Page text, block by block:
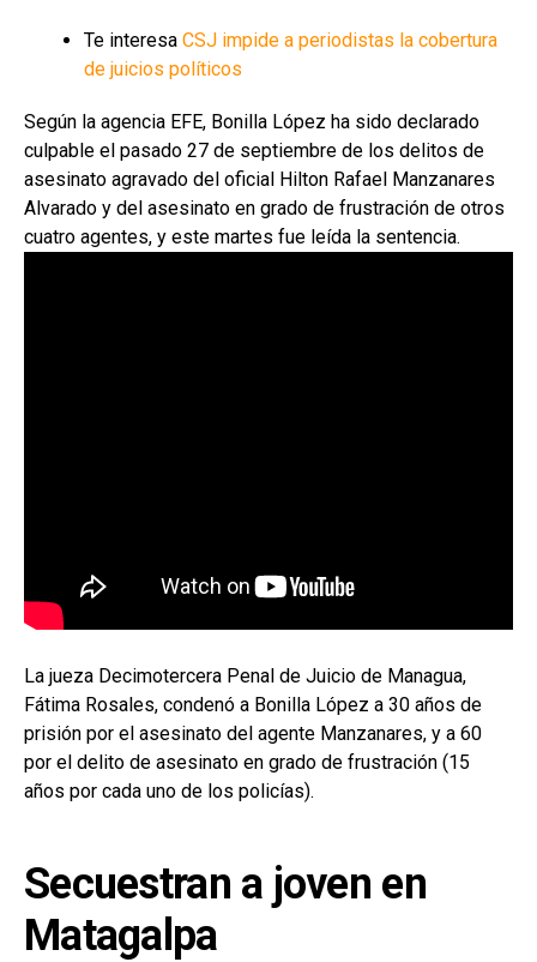
Te interesa CSJ impide a periodistas la cobertura
de juicios políticos
Según la agencia EFE, Bonilla López ha sido declarado
culpable el pasado 27 de septiembre de los delitos de
asesinato agravado del oficial Hilton Rafael Manzanares
Alvarado y del asesinato en grado de frustración de otros
cuatro agentes, y este martes fue leída la sentencia.
La jueza Decimotercera Penal de Juicio de Managua,
Fátima Rosales, condenó a Bonilla López a 30 años de
prisión por el asesinato del agente Manzanares, y a 60
por el delito de asesinato en grado de frustración (15
años por cada uno de los policías).
Secuestran a joven en
Matagalpa